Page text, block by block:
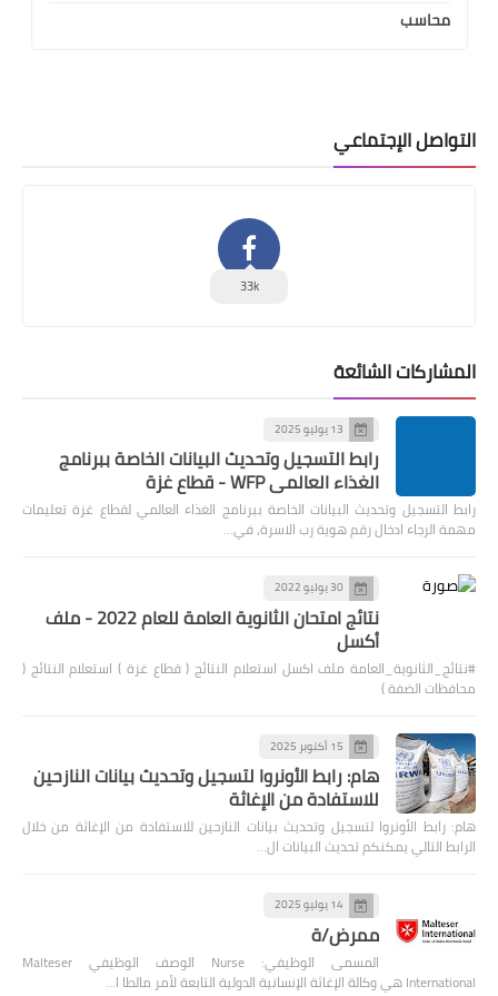
محاسب
التواصل الإجتماعي
33k
المشاركات الشائعة
13 يوليو 2025
رابط التسجيل وتحديث البيانات الخاصة ببرنامج
الغذاء العالمي WFP - قطاع غزة
رابط التسجيل وتحديث البيانات الخاصة ببرنامج الغذاء العالمي لقطاع غزة تعليمات
مهمة الرجاء ادخال رقم هوية رب الاسرة، في…
30 يوليو 2022
نتائج امتحان الثانوية العامة للعام 2022 - ملف
أكسل
#نتائج_الثانوية_العامة ملف اكسل استعلام النتائج ( قطاع غزة ) استعلام النتائج (
محافظات الضفة )
15 أكتوبر 2025
هام: رابط الأونروا لتسجيل وتحديث بيانات النازحين
للاستفادة من الإغاثة
هام: رابط الأونروا لتسجيل وتحديث بيانات النازحين للاستفادة من الإغاثة من خلال
الرابط التالي يمكنكم تحديث البيانات ال…
14 يوليو 2025
ممرض/ة
المسمى الوظيفي: Nurse الوصف الوظيفي Malteser
International هي وكالة الإغاثة الإنسانية الدولية التابعة لأمر مالطا ا…